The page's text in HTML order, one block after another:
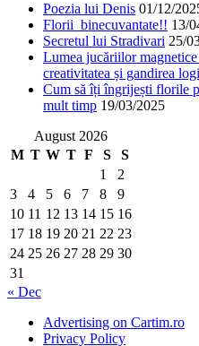
Poezia lui Denis 01/12/
Florii binecuvantate!! 13/
Secretul lui Stradivari 25/
Lumea jucăriilor magnetice
creativitatea și gandirea
Cum să îți îngrijești florile
mult timp 19/03/2025
August 2026
M T W T F S
S
1
2
3
4 5 6 7 8
9
10 11 12 13 14 15 16
17 18 19 20 21 22 23
24 25 26 27 28 29 30
31
« Dec
Advertising on Cartim.ro
Privacy Policy